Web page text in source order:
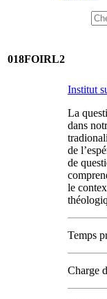
018FOIRL2
Institut
La
dans
de
de
le
Temps
Charge